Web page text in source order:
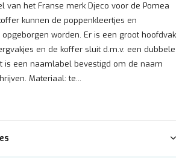
van het Franse merk Djeco voor de Pomea
kunnen de poppenkleertjes en
worden. Er is een groot hoofdvak
en de koffer sluit d.m.v. een dubbele
is een naamlabel bevestigd om de naam
Materiaal: te...